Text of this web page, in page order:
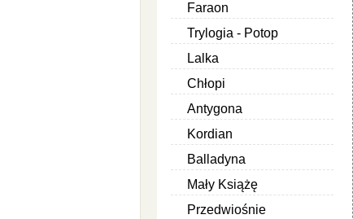
Faraon
Trylogia - Potop
Lalka
Chłopi
Antygona
Kordian
Balladyna
Mały Książę
Przedwiośnie